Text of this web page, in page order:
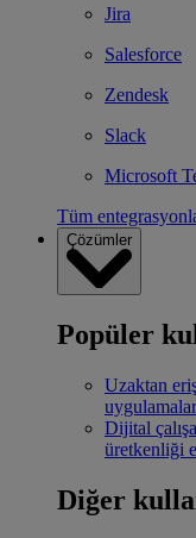
Jira
Salesforce
Zendesk
Slack
Microsoft
Tüm
Çözümler
Popüler
Uzaktan
Dijital
üretkenliği
Diğer